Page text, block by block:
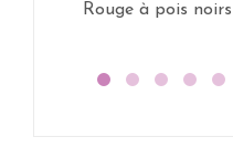
Rouge à pois noirs